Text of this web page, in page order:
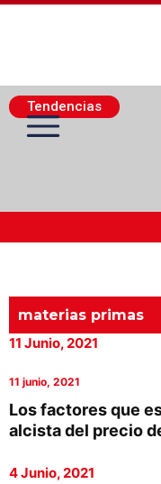
Tendencias
Actualidad Minera
Minería Superficie
Minerí­a
Proveedores
materias primas
11 Junio, 2021
11 junio, 2021
Los factores que
alcista del precio
4 Junio, 2021